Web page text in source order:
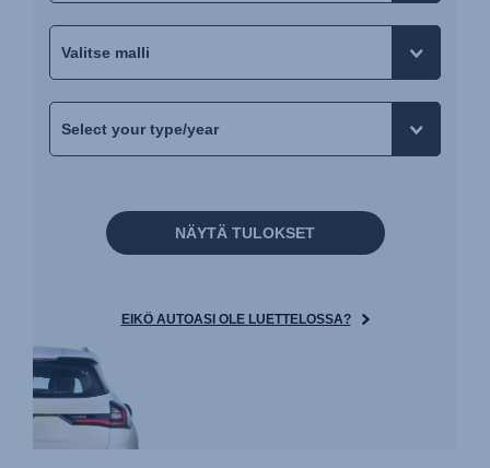
NÄYTÄ TULOKSET
EIKÖ AUTOASI OLE LUETTELOSSA?